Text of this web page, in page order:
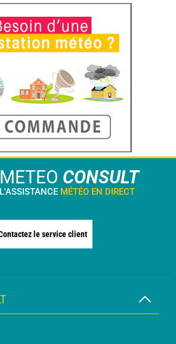
METEO CONSULT
L'ASSISTANCE MÉTÉO EN DIRECT
le service client